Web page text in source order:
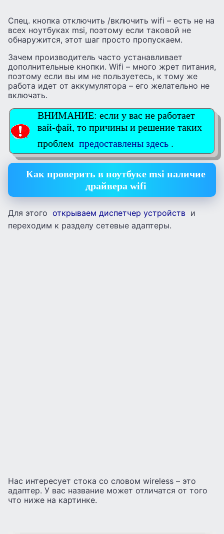
Спец. кнопка отключить /включить wifi – есть не на
всех ноутбуках msi, поэтому если таковой не
обнаружится, этот шаг просто пропускаем.
Зачем производитель часто устанавливает
дополнительные кнопки. Wifi – много жрет питания,
поэтому если вы им не пользуетесь, к тому же
работа идет от аккумулятора – его желательно не
включать.
ВНИМАНИЕ: если у вас не работает
вай-фай, то причины и решение таких
проблем предоставлены здесь .
Как проверить в ноутбуке msi наличие
драйвера wifi
Для этого открываем диспетчер устройств и
переходим к разделу сетевые адаптеры.
Нас интересует стока со словом wireless – это
адаптер. У вас название может отличатся от того
что ниже на картинке.